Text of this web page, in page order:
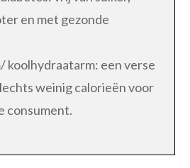
en met gezonde
koolhydraatarm: een verse
weinig calorieën voor
consument.